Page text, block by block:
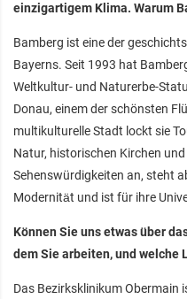
einzigartigem Klima. Warum
Bamberg ist eine der
Bayerns. Seit 1993 hat
Weltkultur- und Naturerbe-
Donau, einem der schönsten
multikulturelle Stadt lockt sie
Natur, historischen Kirchen
Sehenswürdigkeiten an, steht
Modernität und ist für ihre
Können Sie uns etwas über
dem Sie arbeiten, und welche
Das Bezirksklinikum Obermain